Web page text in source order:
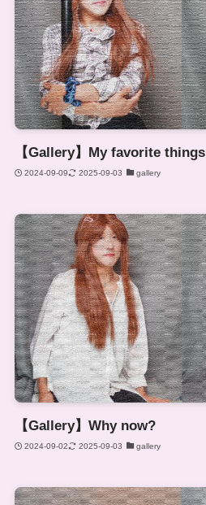
【Gallery】My favorite things
2024-09-09 2025-09-03 gallery
【Gallery】Why now?
2024-09-02 2025-09-03 gallery